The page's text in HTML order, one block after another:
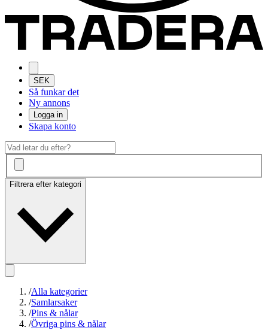
SEK
Så funkar det
Ny annons
Logga in
Skapa konto
Filtrera efter kategori
/Alla kategorier
/Samlarsaker
/Pins & nålar
/Övriga pins & nålar